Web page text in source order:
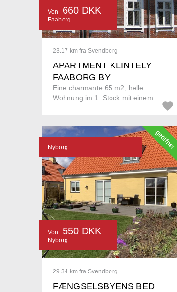
23.17 km fra Svendborg
APARTMENT KLINTELY
FAABORG BY
Eine charmante 65 m2, helle
Wohnung im 1. Stock mit einem...
Von 660 DKK
Faaborg
29.34 km fra Svendborg
FÆNGSELSBYENS BED
Nyborg
Von 550 DKK
Nyborg
geöffnet